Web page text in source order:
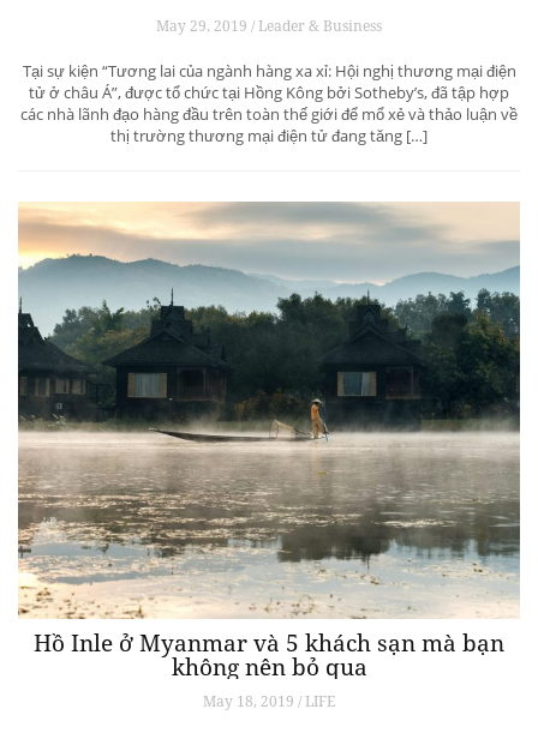
May 29, 2019 / Leader & Business
Tại sự kiện “Tương lai của ngành hàng xa xỉ: Hội nghị thương mại điện
tử ở châu Á”, được tổ chức tại Hồng Kông bởi Sotheby’s, đã tập hợp
các nhà lãnh đạo hàng đầu trên toàn thế giới để mổ xẻ và thảo luận về
thị trường thương mại điện tử đang tăng […]
Hồ Inle ở Myanmar và 5 khách sạn mà bạn
không nên bỏ qua
May 18, 2019 / LIFE